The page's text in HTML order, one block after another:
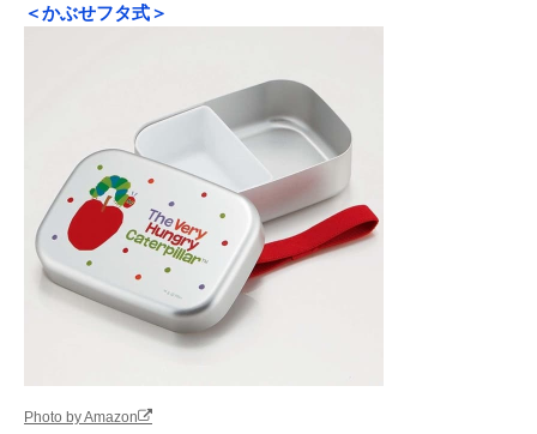
＜かぶせフタ式＞
Photo by Amazon